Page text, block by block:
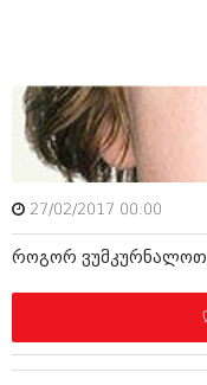
თებერვალი
იანვარი 2017
დეკემბერი
ნოემბერი
ოქტომბერი
სექტემბერი
აგვისტო
ივლისი 2016
აპრილი 2016
მარტი 2016
თებერვალი
27/02/2017 00:00
როგორ ვუმკურნალოთ